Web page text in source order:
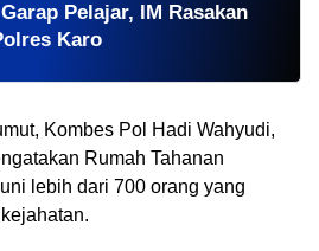
Pelajar, IM Rasakan
Karo
Kombes Pol Hadi Wahyudi,
Rumah Tahanan
lebih dari 700 orang yang